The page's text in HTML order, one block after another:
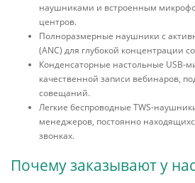
наушниками и встроенным
центров.
Полноразмерные наушники с
(ANC) для глубокой концентрации
Конденсаторные настольные USB-
качественной записи вебинаров,
совещаний.
Легкие беспроводные TWS-
менеджеров, постоянно
звонках.
Почему заказывают у